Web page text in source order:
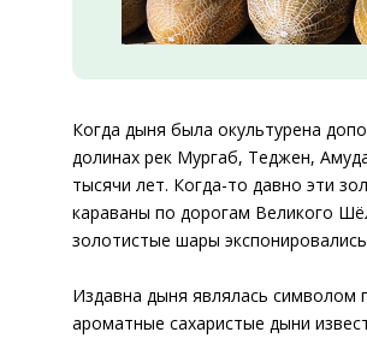
Когда дыня была окультурена
долинах рек Мургаб, Теджен,
тысячи лет. Когда-то давно эти
караваны по дорогам Великого
золотистые шары
Издавна дыня являлась символом
ароматные сахаристые дыни